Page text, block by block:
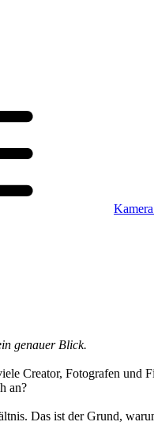
genauer Blick.
Creator, Fotografen und
an?
Das ist der Grund,